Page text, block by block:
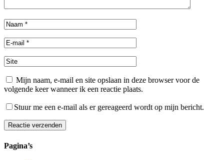
Mijn naam, e-mail en site opslaan in deze browser voor de
volgende keer wanneer ik een reactie plaats.
Stuur me een e-mail als er gereageerd wordt op mijn bericht.
Reactie verzenden
Pagina’s